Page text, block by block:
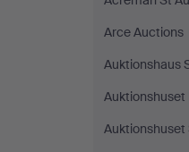
Arce Auctions
Auktionshaus
Auktionshuset
Auktionshuset